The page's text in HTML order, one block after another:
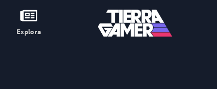
Explora